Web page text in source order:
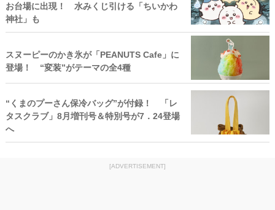
お台場に出現！ 水みくじ引ける「ちいかわ
神社」も
スヌーピーのかき氷が「PEANUTS Cafe」に
登場！ “変装”がテーマの全4種
“くまのプーさん保冷バッグ”が付録！ 「レ
タスクラブ」8月増刊号＆特別号が7．24登場
へ
[ADVERTISEMENT]